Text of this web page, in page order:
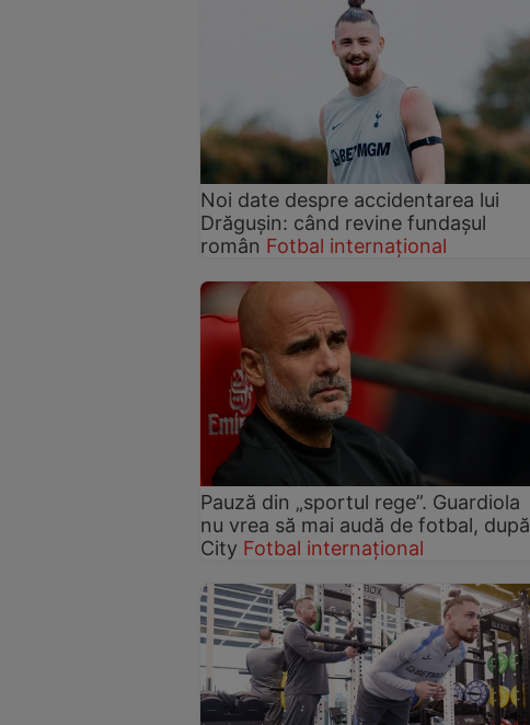
Noi date despre accidentarea lui
Drăgușin: când revine fundașul
român Fotbal internațional
Pauză din „sportul rege”. Guardiola
nu vrea să mai audă de fotbal, după
City Fotbal internațional